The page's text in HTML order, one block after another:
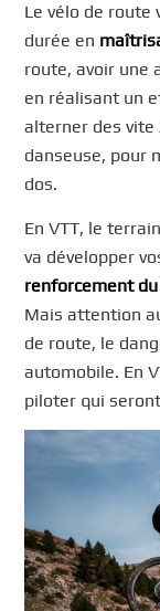
Le vélo de route
durée en
route, avoir une
en réalisant un
alterner des vite
danseuse, pour
dos.
En VTT, le
va développer
renforcement
Mais attention
de route, le
automobile. En
piloter qui